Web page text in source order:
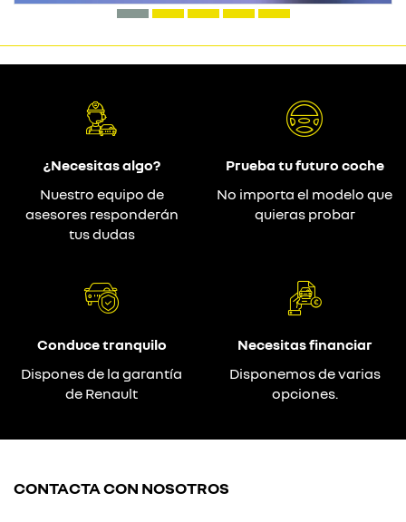
¿Necesitas algo?
Nuestro equipo de
asesores responderán
tus dudas
Prueba tu futuro coche
No importa el modelo que
quieras probar
Conduce tranquilo
Dispones de la garantía
de Renault
Necesitas financiar
Disponemos de varias
opciones.
CONTACTA CON NOSOTROS